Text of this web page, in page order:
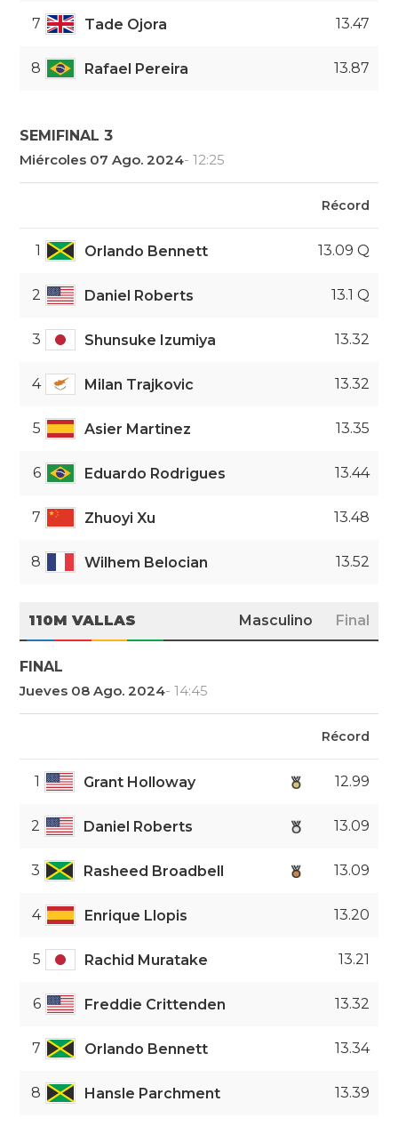
7 Tade Ojora 13.47
8 Rafael Pereira 13.87
SEMIFINAL 3
Miércoles 07 Ago. 2024- 12:25
Récord
1 Orlando Bennett 13.09 Q
2 Daniel Roberts 13.1 Q
3 Shunsuke Izumiya 13.32
4 Milan Trajkovic 13.32
5 Asier Martinez 13.35
6 Eduardo Rodrigues 13.44
7 Zhuoyi Xu 13.48
8 Wilhem Belocian 13.52
110M VALLAS Masculino Final
FINAL
Jueves 08 Ago. 2024- 14:45
Récord
1 Grant Holloway 12.99
2 Daniel Roberts 13.09
3 Rasheed Broadbell 13.09
4 Enrique Llopis 13.20
5 Rachid Muratake 13.21
6 Freddie Crittenden 13.32
7 Orlando Bennett 13.34
8 Hansle Parchment 13.39